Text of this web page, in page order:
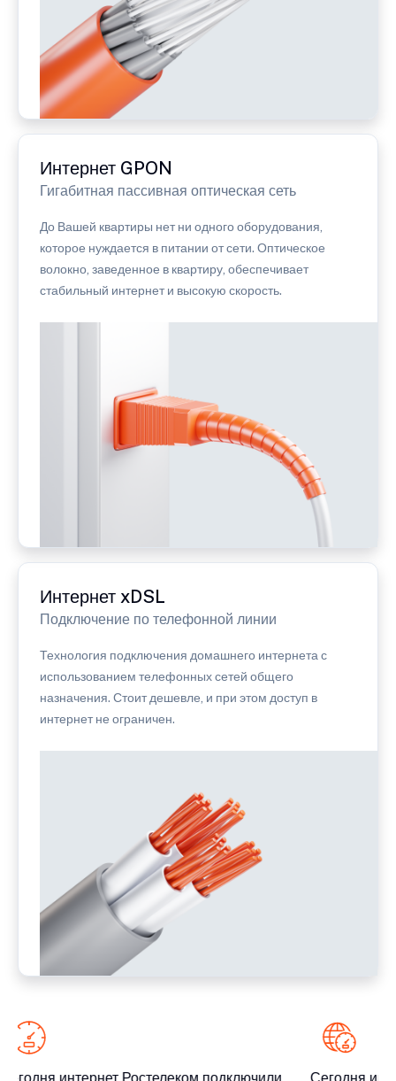
Интернет GPON
Гигабитная пассивная оптическая сеть
До Вашей квартиры нет ни одного оборудования,
которое нуждается в питании от сети. Оптическое
волокно, заведенное в квартиру, обеспечивает
стабильный интернет и высокую скорость.
Интернет xDSL
Подключение по телефонной линии
Технология подключения домашнего интернета с
использованием телефонных сетей общего
назначения. Стоит дешевле, и при этом доступ в
интернет не ограничен.